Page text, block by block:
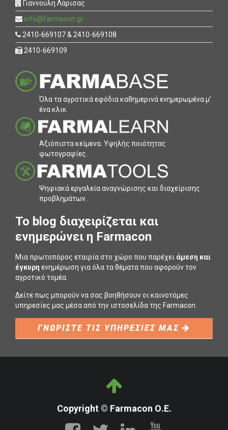
Γιάννουλη Λάρισας
info@farmacon.gr
2410-669107 & 2410-669108
2410-669109
Όλα τα αγροτικά εφόδια καθηµερινά ενηµερωµένα µ’
ένα κλικ.
Αξιόπιστα κείµενα. Υψηλής ποιότητας
φωτογραφίες.
Ψηφιακά εργαλεία αναγνώρισης και διαχείρισης
προβληµάτων.
To blog διαχειρίζεται και
ενημερώνει η Farmacon
Μια πρωτοπόρος εταιρία στο χώρο που παρέχει άμεση και
έγκυρη ενημέρωση για όλα τα θέματα που αφορούν τον
αγροτικό τομέα.
Δείτε πως μπορούν να σας βοηθήσουν οι καινοτόμες
υπηρεσίες μας μέσα από την ιστοσελίδα της Farmacon.
ΓΝΩΡΙΣΤΕ ΤΙΣ ΥΠΗΡΕΣΙΕΣ ΜΑΣ
Copyright © Farmacon Ο.Ε.